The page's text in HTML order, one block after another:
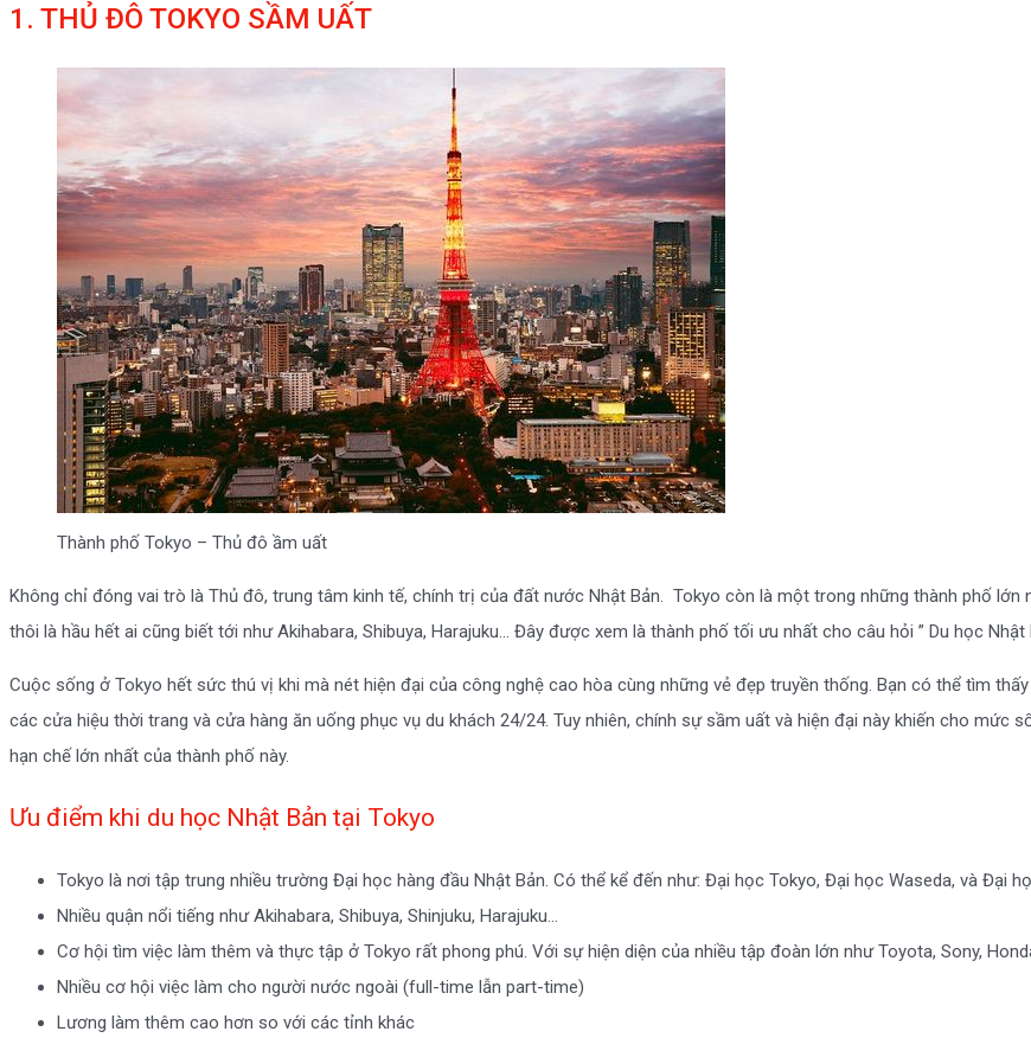
1. THỦ ĐÔ TOKYO SẦM UẤT
Thành phố Tokyo – Thủ đô ầm uất
Không chỉ đóng vai trò là Thủ đô, trung tâm kinh tế, chính trị của đất nước Nhật Bản. Tokyo còn là một trong những thành phố
thôi là hầu hết ai cũng biết tới như Akihabara, Shibuya, Harajuku… Đây được xem là thành phố tối ưu nhất cho câu hỏi ” Du học Nhật
Cuộc sống ở Tokyo hết sức thú vị khi mà nét hiện đại của công nghệ cao hòa cùng những vẻ đẹp truyền thống. Bạn có thể tìm
các cửa hiệu thời trang và cửa hàng ăn uống phục vụ du khách 24/24. Tuy nhiên, chính sự sầm uất và hiện đại này khiến cho mức
hạn chế lớn nhất của thành phố này.
Ưu điểm khi du học Nhật Bản tại Tokyo
Tokyo là nơi tập trung nhiều trường Đại học hàng đầu Nhật Bản. Có thể kể đến như: Đại học Tokyo, Đại học Waseda, và Đại
Nhiều quận nổi tiếng như Akihabara, Shibuya, Shinjuku, Harajuku…
Cơ hội tìm việc làm thêm và thực tập ở Tokyo rất phong phú. Với sự hiện diện của nhiều tập đoàn lớn như Toyota, Sony,
Nhiều cơ hội việc làm cho người nước ngoài (full-time lẫn part-time)
Lương làm thêm cao hơn so với các tỉnh khác